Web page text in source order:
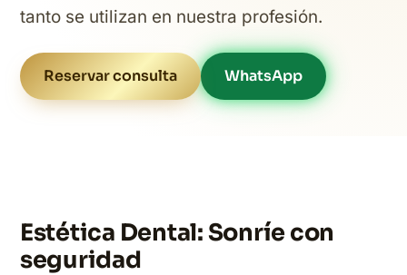
tanto se utilizan en nuestra profesión.
Reservar consulta WhatsApp
Estética Dental: Sonríe con
seguridad